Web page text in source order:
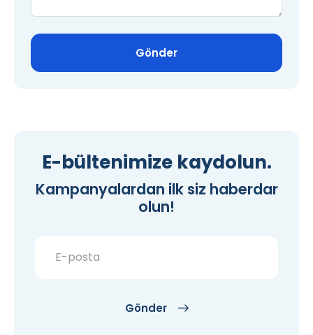
Gönder
E-bültenimize kaydolun.
Kampanyalardan ilk siz haberdar
olun!
Gönder